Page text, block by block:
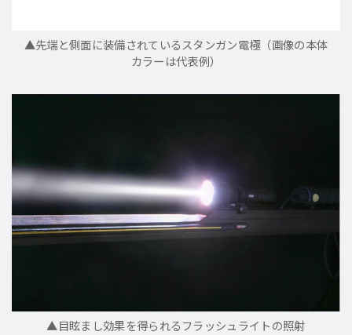
▲先端と側面に装備されているスタンガン電極（画像の本体
カラーは代表例）
▲目眩まし効果を得られるフラッシュライトの照射